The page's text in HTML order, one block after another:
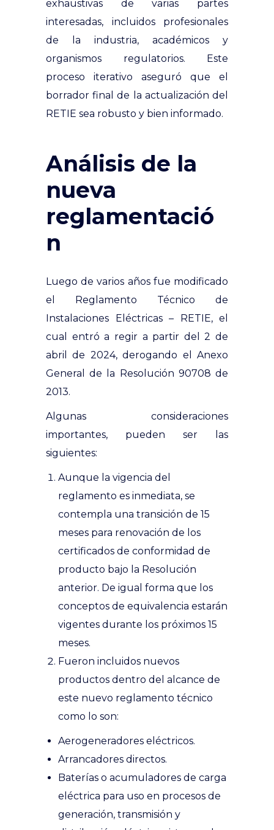
exhaustivas de varias partes
interesadas, incluidos profesionales
de la industria, académicos y
organismos regulatorios. Este
proceso iterativo aseguró que el
borrador final de la actualización del
RETIE sea robusto y bien informado.
Análisis de la
nueva
reglamentació
n
Luego de varios años fue modificado
el Reglamento Técnico de
Instalaciones Eléctricas – RETIE, el
cual entró a regir a partir del 2 de
abril de 2024, derogando el Anexo
General de la Resolución 90708 de
2013.
Algunas consideraciones
importantes, pueden ser las
siguientes:
Aunque la vigencia del
reglamento es inmediata, se
contempla una transición de 15
meses para renovación de los
certificados de conformidad de
producto bajo la Resolución
anterior. De igual forma que los
conceptos de equivalencia estarán
vigentes durante los próximos 15
meses.
Fueron incluidos nuevos
productos dentro del alcance de
este nuevo reglamento técnico
como lo son:
Aerogeneradores eléctricos.
Arrancadores directos.
Baterías o acumuladores de carga
eléctrica para uso en procesos de
generación, transmisión y